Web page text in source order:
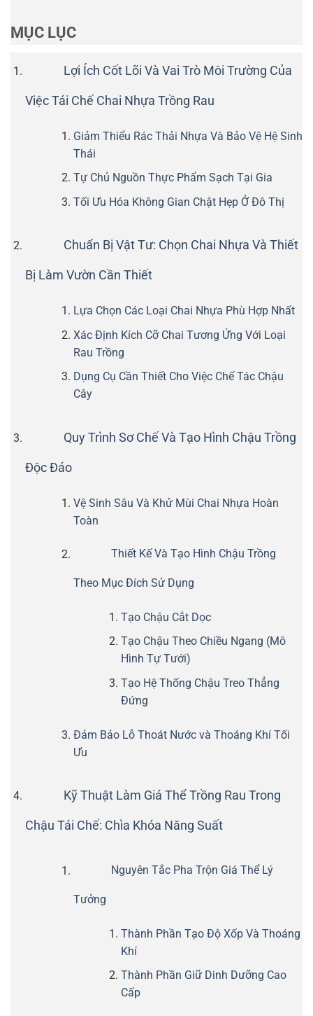
MỤC LỤC
Lợi Ích Cốt Lõi Và Vai Trò Môi Trường Của
Việc Tái Chế Chai Nhựa Trồng Rau
Giảm Thiểu Rác Thải Nhựa Và Bảo Vệ Hệ Sinh
Thái
Tự Chủ Nguồn Thực Phẩm Sạch Tại Gia
Tối Ưu Hóa Không Gian Chật Hẹp Ở Đô Thị
Chuẩn Bị Vật Tư: Chọn Chai Nhựa Và Thiết
Bị Làm Vườn Cần Thiết
Lựa Chọn Các Loại Chai Nhựa Phù Hợp Nhất
Xác Định Kích Cỡ Chai Tương Ứng Với Loại
Rau Trồng
Dụng Cụ Cần Thiết Cho Việc Chế Tác Chậu
Cây
Quy Trình Sơ Chế Và Tạo Hình Chậu Trồng
Độc Đáo
Vệ Sinh Sâu Và Khử Mùi Chai Nhựa Hoàn
Toàn
Thiết Kế Và Tạo Hình Chậu Trồng
Theo Mục Đích Sử Dụng
Tạo Chậu Cắt Dọc
Tạo Chậu Theo Chiều Ngang (Mô
Hình Tự Tưới)
Tạo Hệ Thống Chậu Treo Thẳng
Đứng
Đảm Bảo Lỗ Thoát Nước và Thoáng Khí Tối
Ưu
Kỹ Thuật Làm Giá Thể Trồng Rau Trong
Chậu Tái Chế: Chìa Khóa Năng Suất
Nguyên Tắc Pha Trộn Giá Thể Lý
Tưởng
Thành Phần Tạo Độ Xốp Và Thoáng
Khí
Thành Phần Giữ Dinh Dưỡng Cao
Cấp